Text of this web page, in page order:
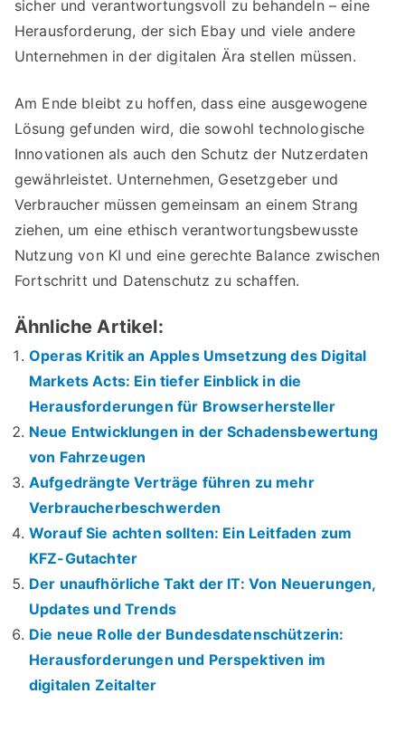
sicher und verantwortungsvoll zu behandeln – eine
Herausforderung, der sich Ebay und viele andere
Unternehmen in der digitalen Ära stellen müssen.
Am Ende bleibt zu hoffen, dass eine ausgewogene
Lösung gefunden wird, die sowohl technologische
Innovationen als auch den Schutz der Nutzerdaten
gewährleistet. Unternehmen, Gesetzgeber und
Verbraucher müssen gemeinsam an einem Strang
ziehen, um eine ethisch verantwortungsbewusste
Nutzung von KI und eine gerechte Balance zwischen
Fortschritt und Datenschutz zu schaffen.
Ähnliche Artikel:
Operas Kritik an Apples Umsetzung des Digital
Markets Acts: Ein tiefer Einblick in die
Herausforderungen für Browserhersteller
Neue Entwicklungen in der Schadensbewertung
von Fahrzeugen
Aufgedrängte Verträge führen zu mehr
Verbraucherbeschwerden
Worauf Sie achten sollten: Ein Leitfaden zum
KFZ-Gutachter
Der unaufhörliche Takt der IT: Von Neuerungen,
Updates und Trends
Die neue Rolle der Bundesdatenschützerin:
Herausforderungen und Perspektiven im
digitalen Zeitalter